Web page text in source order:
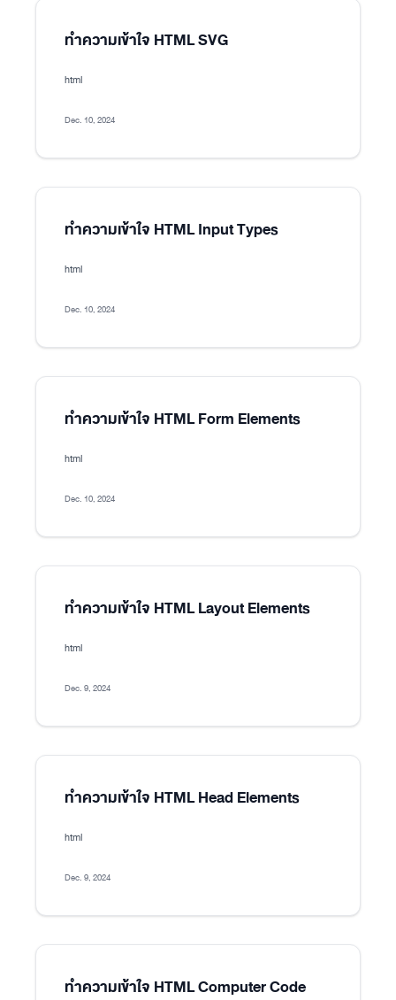
ทำความเข้าใจ HTML SVG
html
Dec. 10, 2024
ทำความเข้าใจ HTML Input Types
html
Dec. 10, 2024
ทำความเข้าใจ HTML Form Elements
html
Dec. 10, 2024
ทำความเข้าใจ HTML Layout Elements
html
Dec. 9, 2024
ทำความเข้าใจ HTML Head Elements
html
Dec. 9, 2024
ทำความเข้าใจ HTML Computer Code